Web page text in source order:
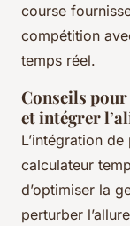
course
compétition
temps réel.
Conseils
et intégrer
L’intégration
calculateur
d’optimiser la
perturber